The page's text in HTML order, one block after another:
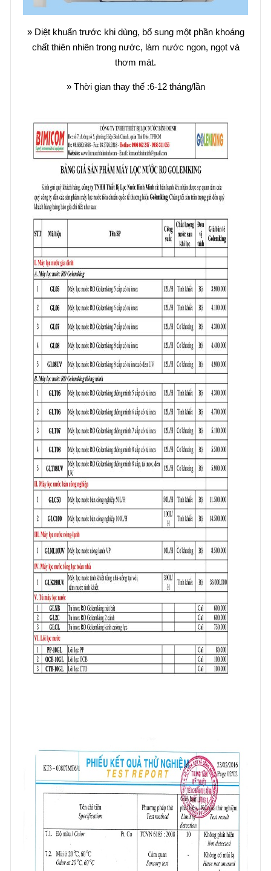
» Diệt khuẩn trước khi dùng, bổ sung một phần khoáng
chất thiên nhiên trong nước, làm nước ngon, ngọt và
thơm mát.
» Thời gian thay thế :6-12 tháng/lần